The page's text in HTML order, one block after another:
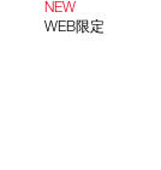
NEW
WEB限定